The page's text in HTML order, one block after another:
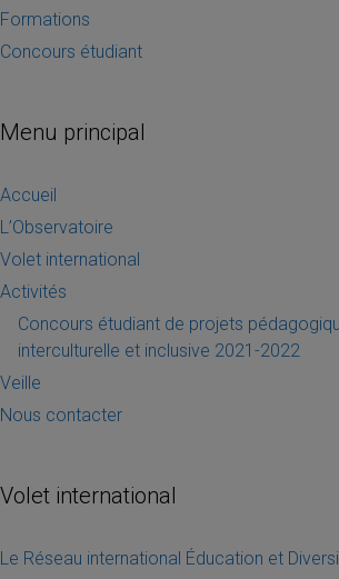
Formations
Concours étudiant
Menu principal
Accueil
L’Observatoire
Volet international
Activités
Concours étudiant de projets
interculturelle et inclusive 2021-2022
Veille
Nous contacter
Volet international
Le Réseau international Éducation et